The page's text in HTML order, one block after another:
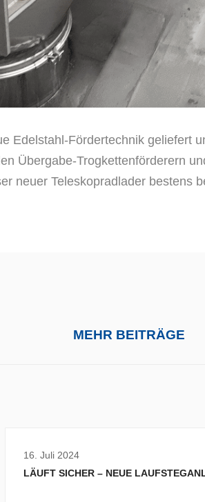
Edelstahl-Fördertechnik geliefert
Übergabe-Trogkettenförderern
neuer Teleskopradlader bestens
MEHR BEITRÄGE
16. Juli 2024
LÄUFT SICHER – NEUE